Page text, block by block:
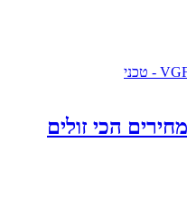
הכי זולים